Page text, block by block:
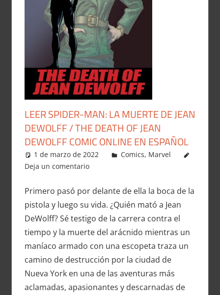
LEER SPIDER-MAN: LA MUERTE DE JEAN
DEWOLFF / THE DEATH OF JEAN
DEWOLFF COMIC ONLINE EN ESPAÑOL
1 de marzo de 2022 Carlitox Banana
Comics, Marvel
Deja un comentario
Primero pasó por delante de ella la boca de la
pistola y luego su vida. ¿Quién mató a Jean
DeWolff? Sé testigo de la carrera contra el
tiempo y la muerte del arácnido mientras un
maníaco armado con una escopeta traza un
camino de destrucción por la ciudad de
Nueva York en una de las aventuras más
aclamadas, apasionantes y descarnadas de